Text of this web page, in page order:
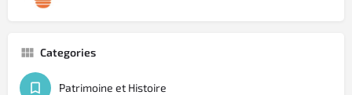
Categories
Patrimoine et Histoire